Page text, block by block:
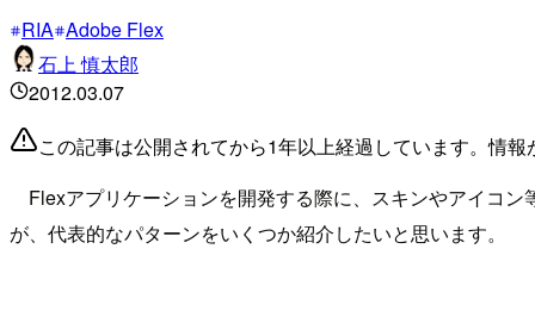
RIA Adobe Flex
石上 慎太郎
2012.03.07
この記事は公開されてから1年以上経過しています。情
Flexアプリケーションを開発する際に、スキンやアイコ
が、代表的なパターンをいくつか紹介したいと思います。